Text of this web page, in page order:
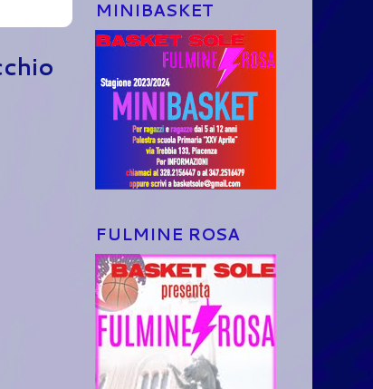
MINIBASKET
FULMINE ROSA